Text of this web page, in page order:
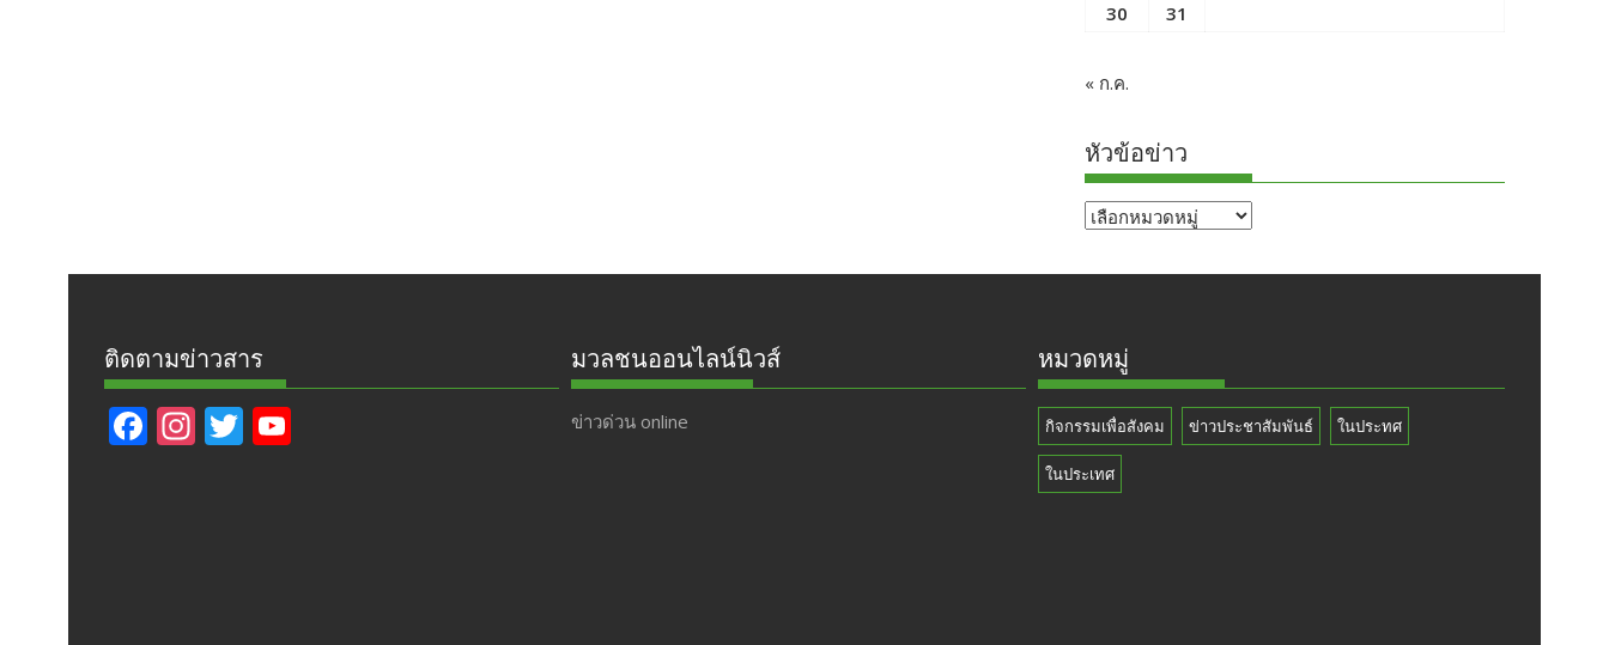
30
31
« ก.ค.
หัวข้อข่าว
หัวข้อ
ติดตามข่าวสาร
F In T
มวลชนออนไลน์นิวส์
ข่าวด่วน online
หมวดหมู่
กิจกรรมเพื่อสังคม ข่าวประชาสัมพันธ์ ในประทศ
ในประเทศ